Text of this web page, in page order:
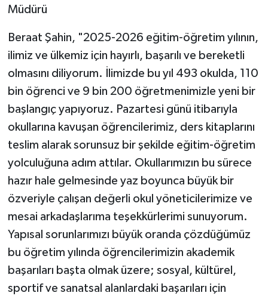
Müdürü
Beraat Şahin, "2025-2026 eğitim-öğretim yılının,
ilimiz ve ülkemiz için hayırlı, başarılı ve bereketli
olmasını diliyorum. İlimizde bu yıl 493 okulda, 110
bin öğrenci ve 9 bin 200 öğretmenimizle yeni bir
başlangıç yapıyoruz. Pazartesi günü itibarıyla
okullarına kavuşan öğrencilerimiz, ders kitaplarını
teslim alarak sorunsuz bir şekilde eğitim-öğretim
yolculuğuna adım attılar. Okullarımızın bu sürece
hazır hale gelmesinde yaz boyunca büyük bir
özveriyle çalışan değerli okul yöneticilerimize ve
mesai arkadaşlarıma teşekkürlerimi sunuyorum.
Yapısal sorunlarımızı büyük oranda çözdüğümüz
bu öğretim yılında öğrencilerimizin akademik
başarıları başta olmak üzere; sosyal, kültürel,
sportif ve sanatsal alanlardaki başarıları için